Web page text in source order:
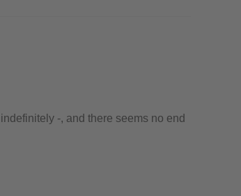
-, and there seems no end